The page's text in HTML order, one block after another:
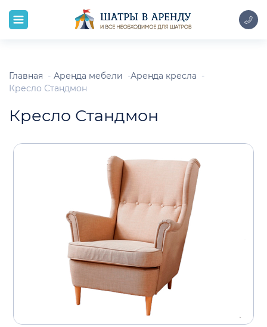
Главная Аренда мебели
Аренда кресла
Кресло Стандмон
Кресло Стандмон